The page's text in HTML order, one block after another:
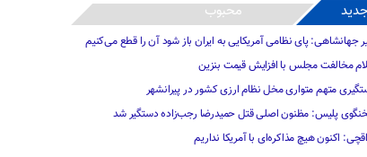
محبوب
جهانشاهی: پای نظامی آمریکایی به ایران باز شود آن را قطع می‌کنیم
مخالفت مجلس با افزایش قیمت بنزین
متهم متواری مخل نظام ارزی کشور در پیرانشهر
پلیس: مظنون اصلی قتل حمیدرضا رجب‌زاده دستگیر شد
اکنون هیچ مذاکره‌ای با آمریکا نداریم